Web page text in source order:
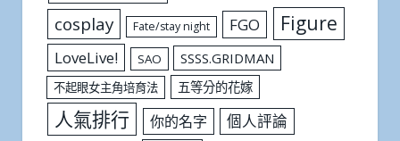
cosplay Fate/stay night FGO Figure
LoveLive! SAO SSSS.GRIDMAN
不起眼女主角培育法 五等分的花嫁
人氣排行 你的名字 個人評論